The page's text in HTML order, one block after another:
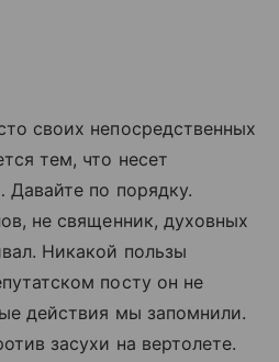
своих непосредственных
тем, что несет
Давайте по порядку.
не священник, духовных
Никакой пользы
посту он не
действия мы запомнили.
засухи на вертолете.